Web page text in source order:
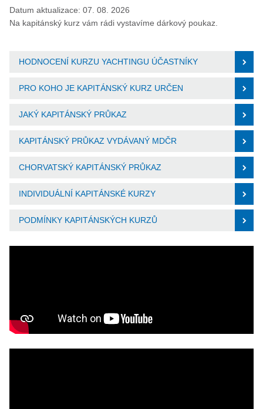
Datum aktualizace: 07. 08. 2026
Na kapitánský kurz vám rádi vystavíme dárkový poukaz.
HODNOCENÍ KURZU YACHTINGU ÚČASTNÍKY
PRO KOHO JE KAPITÁNSKÝ KURZ URČEN
JAKÝ KAPITÁNSKÝ PRŮKAZ
KAPITÁNSKÝ PRŮKAZ VYDÁVANÝ MDČR
CHORVATSKÝ KAPITÁNSKÝ PRŮKAZ
INDIVIDUÁLNÍ KAPITÁNSKÉ KURZY
PODMÍNKY KAPITÁNSKÝCH KURZŮ